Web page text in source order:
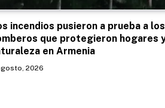
incendios pusieron a prueba a los
que protegieron hogares
en Armenia
2026